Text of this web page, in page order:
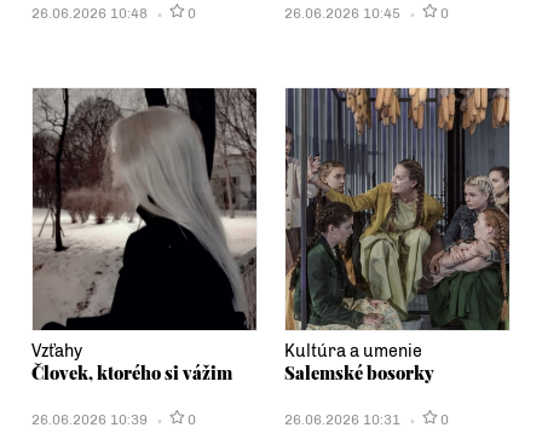
26.06.2026 10:48 0 26.06.2026 10:45 0
Vzťahy
Človek, ktorého si vážim
26.06.2026 10:39 0
Kultúra a umenie
Salemské bosorky
26.06.2026 10:31 0